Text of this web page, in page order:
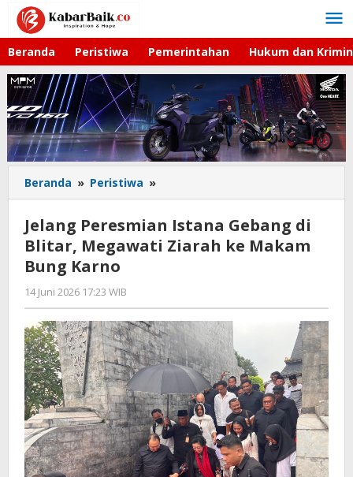
Lewati
konten
Beranda Peristiwa Pemerintahan Hukum dan
Beranda » Peristiwa »
Peresmian
Gebang
di
Makam
Bung
Karno
Jelang Peresmian Istana Gebang di
Blitar, Megawati Ziarah ke Makam
Bung Karno
14 Juni 2026 17:23 WIB
Faisal